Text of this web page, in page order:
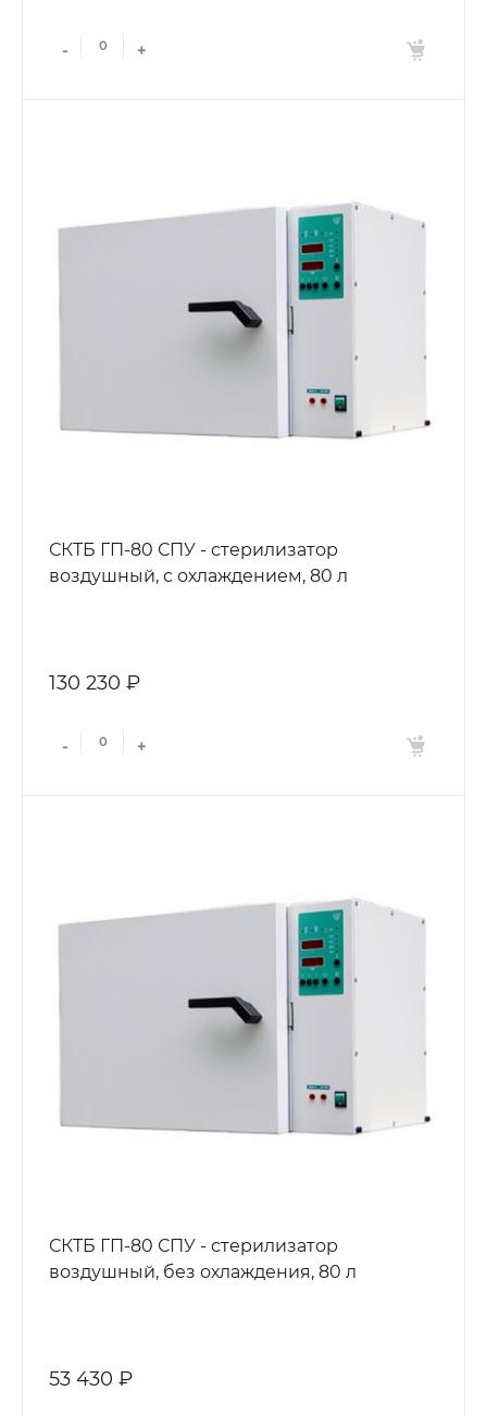
- +
СКТБ ГП-80 СПУ - стерилизатор
воздушный, с охлаждением, 80 л
130 230 ₽
- +
СКТБ ГП-80 СПУ - стерилизатор
воздушный, без охлаждения, 80 л
53 430 ₽